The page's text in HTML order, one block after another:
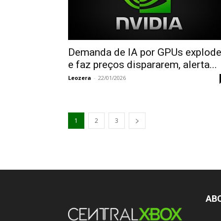
Demanda de IA por GPUs explode
e faz preços dispararem, alerta...
Leozera - 22/01/2026
1 2 3